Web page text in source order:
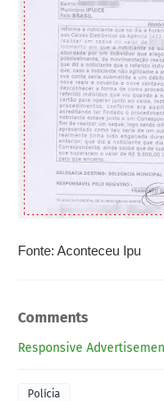
Fonte: Aconteceu Ipu
Comments
Responsive
Polícia